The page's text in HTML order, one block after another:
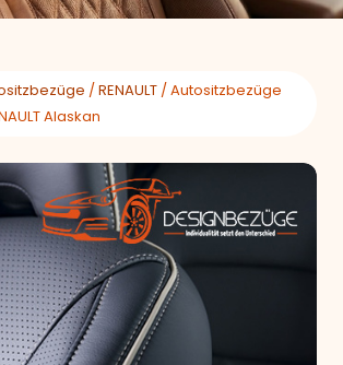
/RENAULT / Autositzbezüge
Alaskan